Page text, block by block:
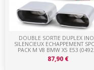
DOUBLE SORTIE DUPLEX
SILENCIEUX ECHAPPEMENT
PACK M V8 BMW X5 E53
87,90 €